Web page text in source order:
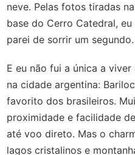
neve. Pelas fotos tiradas
base do Cerro Catedral,
parei de sorrir um
E eu não fui a única a
na cidade argentina:
favorito dos brasileiros.
proximidade e facilidade
até voo direto. Mas o
lagos cristalinos e